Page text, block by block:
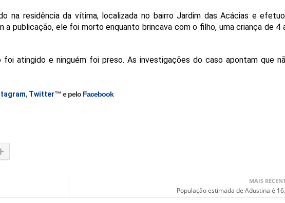
na residência da vítima, localizada no bairro Jardim das Acácias e
publicação, ele foi morto enquanto brincava com o filho, uma criança de 4
atingido e ninguém foi preso. As investigações do caso apontam que
, Twitter™ e pelo Facebook
MAIS
População estimada de Adustina é